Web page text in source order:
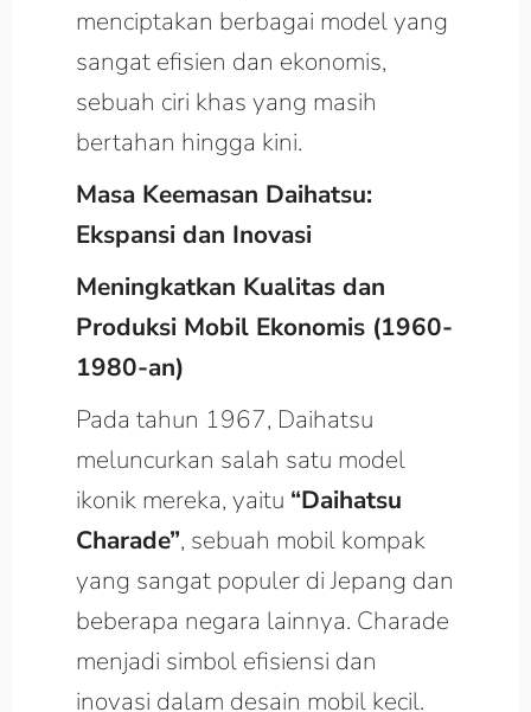
menciptakan berbagai model yang
sangat efisien dan ekonomis,
sebuah ciri khas yang masih
bertahan hingga kini.
Masa Keemasan Daihatsu:
Ekspansi dan Inovasi
Meningkatkan Kualitas dan
Produksi Mobil Ekonomis (1960-
1980-an)
Pada tahun 1967, Daihatsu
meluncurkan salah satu model
ikonik mereka, yaitu “Daihatsu
Charade”, sebuah mobil kompak
yang sangat populer di Jepang dan
beberapa negara lainnya. Charade
menjadi simbol efisiensi dan
inovasi dalam desain mobil kecil.